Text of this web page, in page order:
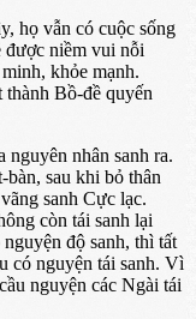
họ vẫn có cuộc sống
được niềm vui nỗi
khỏe mạnh.
thành Bồ-đề quyến
nguyên nhân sanh ra.
sau khi bỏ thân
sanh Cực lạc.
còn tái sanh lại
độ sanh, thì tất
có nguyện tái sanh. Vì
nguyện các Ngài tái